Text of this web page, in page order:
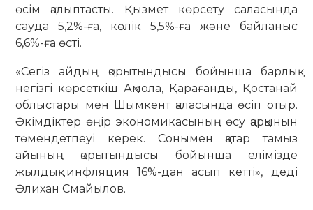
өсім қалыптасты. Қызмет көрсету саласында
сауда 5,2%-ға, көлік 5,5%-ға және байланыс
6,6%-ға өсті.
«Сегіз айдың қорытындысы бойынша барлық
негізгі көрсеткіш Ақмола, Қарағанды, Қостанай
облыстары мен Шымкент қаласында өсіп отыр.
Әкімдіктер өңір экономикасының өсу қарқынын
төмендетпеуі керек. Сонымен қатар тамыз
айының қорытындысы бойынша елімізде
жылдық инфляция 16%-дан асып кетті», деді
Әлихан Смайылов.